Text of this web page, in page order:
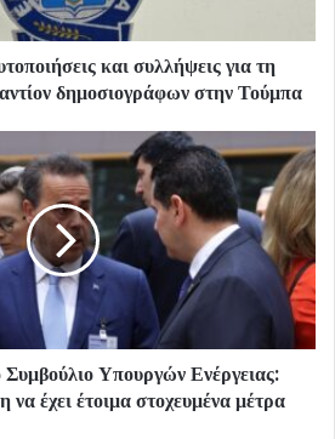
και συλλήψεις για τη
δημοσιογράφων στην Τούμπα
Υπουργών Ενέργειας:
έχει έτοιμα στοχευμένα μέτρα